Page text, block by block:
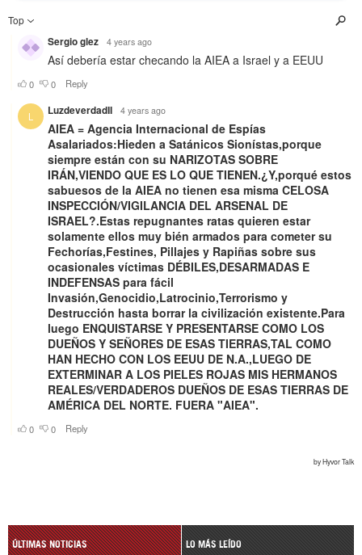
ÚLTIMAS NOTICIAS LO MÁS LEÍDO